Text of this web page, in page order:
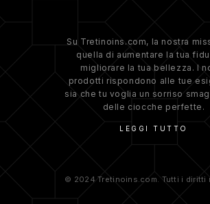
Su Tretinoins.com, la nostra
quella di aumentare la tua
migliorare la tua bellezza. I
prodotti rispondono alle tue
sia che tu voglia un sorriso
delle ciocche perfette.
LEGGI TUTTO
© 2024 Tretinoins.com. Tutti i diritti